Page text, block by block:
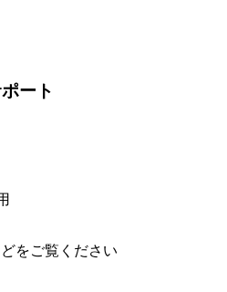
ート
をご覧ください